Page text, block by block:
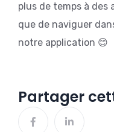
plus de temps à
que de naviguer
notre application 😊
Partager